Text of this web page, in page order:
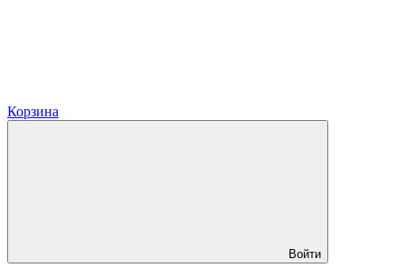
Корзина
Войти